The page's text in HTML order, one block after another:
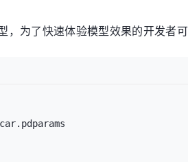
为了快速体验模型效果的开发者可